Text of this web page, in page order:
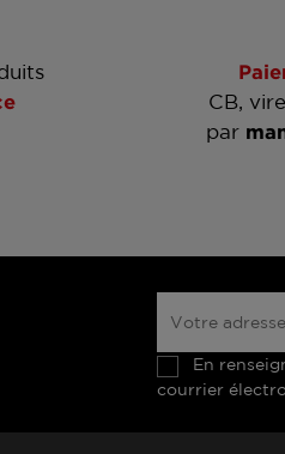
CB,
par
En
courrier